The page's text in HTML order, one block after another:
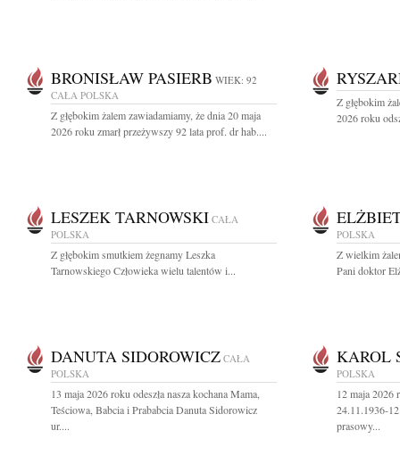
BRONISŁAW PASIERB WIEK: 92
CAŁA POLSKA
Z głębokim żalem zawiadamiamy, że dnia 20 maja
2026 roku zmarł przeżywszy 92 lata prof. dr hab....
Z głębokim
2026 roku
LESZEK TARNOWSKI CAŁA
POLSKA
Z głębokim smutkiem żegnamy Leszka
Tarnowskiego Człowieka wielu talentów i...
POLSKA
Z wielkim
Pani doktor
DANUTA SIDOROWICZ CAŁA
POLSKA
13 maja 2026 roku odeszła nasza kochana Mama,
Teściowa, Babcia i Prababcia Danuta Sidorowicz
ur....
KAROL
POLSKA
12 maja 2026
24.11.1936-
prasowy...